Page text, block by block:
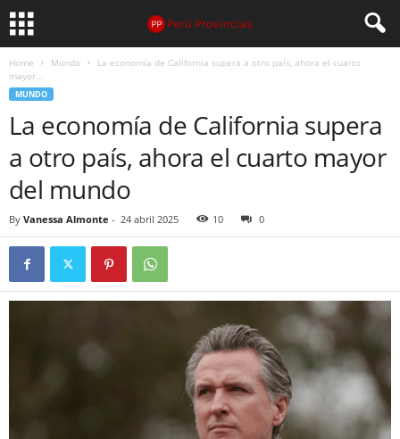
Home Mundo
La economía de California supera a otro país, ahora el cuarto
mayor...
MUNDO
La economía de California supera
a otro país, ahora el cuarto mayor
del mundo
By Vanessa Almonte - 24 abril 2025 10 0